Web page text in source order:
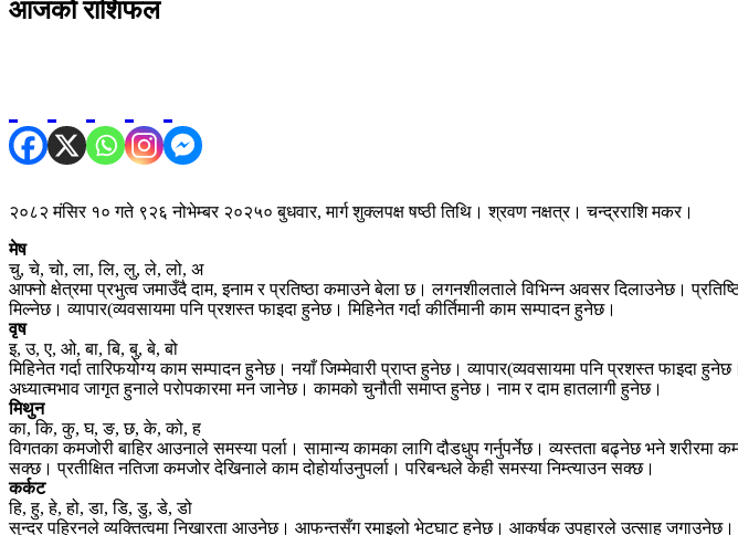
आजको राशिफल
२०८२ मंसिर १० गते ९२६ नोभेम्बर २०२५० बुधवार, मार्ग शुक्लपक्ष षष्ठी तिथि। श्रवण नक्षत्र। चन्द्रराशि मकर।
मेष
चु, चे, चो, ला, लि, लु, ले, लो, अ
आफ्नो क्षेत्रमा प्रभुत्व जमाउँदै दाम, इनाम र प्रतिष्ठा कमाउने बेला छ। लगनशीलताले विभिन्न अवसर दिलाउनेछ।
मिल्नेछ। व्यापार(व्यवसायमा पनि प्रशस्त फाइदा हुनेछ। मिहिनेत गर्दा कीर्तिमानी काम सम्पादन हुनेछ।
वृष
इ, उ, ए, ओ, बा, बि, बु, बे, बो
मिहिनेत गर्दा तारिफयोग्य काम सम्पादन हुनेछ। नयाँ जिम्मेवारी प्राप्त हुनेछ। व्यापार(व्यवसायमा पनि प्रशस्त
अध्यात्मभाव जागृत हुनाले परोपकारमा मन जानेछ। कामको चुनौती समाप्त हुनेछ। नाम र दाम हातलागी हुनेछ।
मिथुन
का, कि, कु, घ, ङ, छ, के, को, ह
विगतका कमजोरी बाहिर आउनाले समस्या पर्ला। सामान्य कामका लागि दौडधुप गर्नुपर्नेछ। व्यस्तता बढ्नेछ भने
सक्छ। प्रतीक्षित नतिजा कमजोर देखिनाले काम दोहोर्याउनुपर्ला। परिबन्धले केही समस्या निम्त्याउन सक्छ।
कर्कट
हि, हु, हे, हो, डा, डि, डु, डे, डो
सुन्दर पहिरनले व्यक्तित्वमा निखारता आउनेछ। आफन्तसँग रमाइलो भेटघाट हुनेछ। आकर्षक उपहारले उत्साह